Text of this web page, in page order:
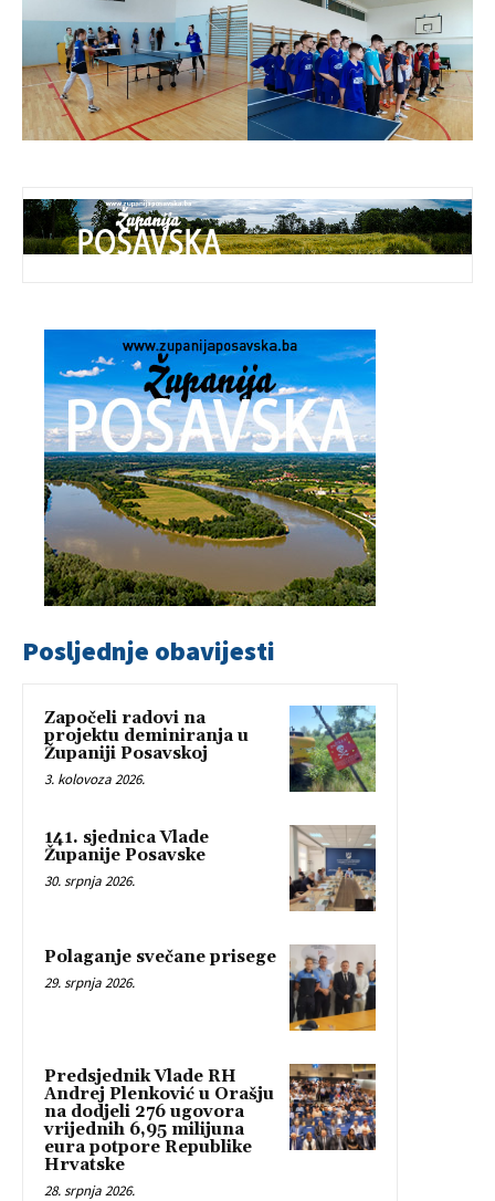
Posljednje obavijesti
Započeli radovi na
projektu deminiranja u
Županiji Posavskoj
3. kolovoza 2026.
141. sjednica Vlade
Županije Posavske
30. srpnja 2026.
Polaganje svečane prisege
29. srpnja 2026.
Predsjednik Vlade RH
Andrej Plenković u Orašju
na dodjeli 276 ugovora
vrijednih 6,95 milijuna
eura potpore Republike
Hrvatske
28. srpnja 2026.